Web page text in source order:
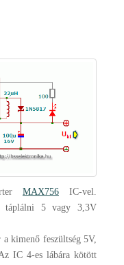
MAX756 IC-vel.
táplálni 5 vagy 3,3V
kimenő feszültség 5V,
IC 4-es lábára kötött